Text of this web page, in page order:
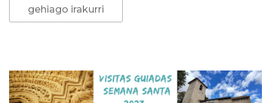
gehiago irakurri